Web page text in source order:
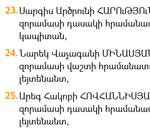
Սարգիս Արծրունի
զորամասի դասակի
կապիտան,
Նարեկ Վաչագանի
զորամասի վաշտի
լեյտենանտ,
Արեգ Հակոբի
զորամասի դասակի
լեյտենանտ,